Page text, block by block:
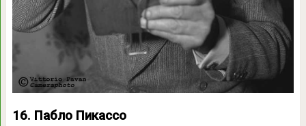
16. Пабло Пикассо